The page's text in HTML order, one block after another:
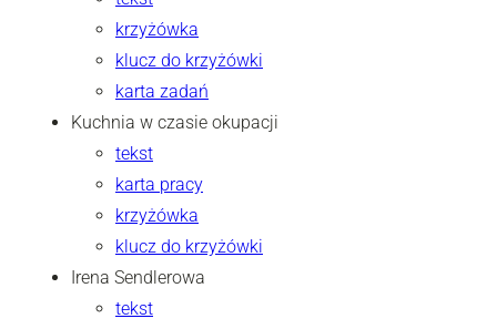
krzyżówka
klucz do krzyżówki
karta zadań
Kuchnia w czasie okupacji
tekst
karta pracy
krzyżówka
klucz do krzyżówki
Irena Sendlerowa
tekst